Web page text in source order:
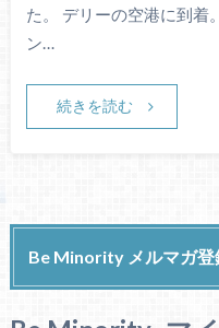
た。 デリーの空港に到着
ン…
続きを読む
Be Minority メルマガ登